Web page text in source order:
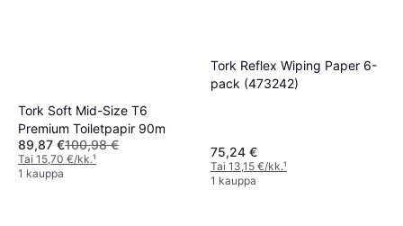
Tork Soft Mid-Size T6
Premium Toiletpapir 90m
89,87 €100,98 €
Tai 15,70 €/kk.¹
1 kauppa
Tork Reflex Wiping Paper 6-
pack (473242)
75,24 €
Tai 13,15 €/kk.¹
1 kauppa